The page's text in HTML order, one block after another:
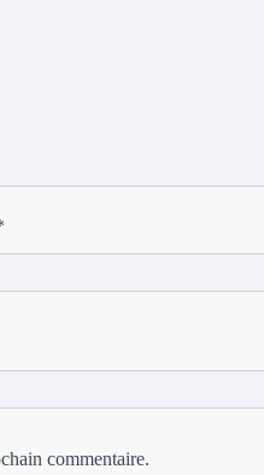
commentaire.